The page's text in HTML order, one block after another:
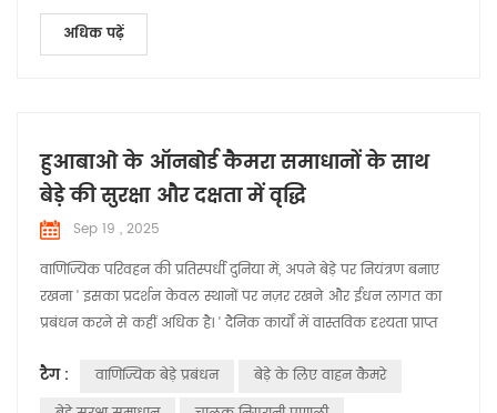
अधिक पढ़ें
हुआबाओ के ऑनबोर्ड कैमरा समाधानों के साथ
बेड़े की सुरक्षा और दक्षता में वृद्धि
Sep 19 , 2025
वाणिज्यिक परिवहन की प्रतिस्पर्धी दुनिया में, अपने बेड़े पर नियंत्रण बनाए
रखना ' इसका प्रदर्शन केवल स्थानों पर नज़र रखने और ईंधन लागत का
प्रबंधन करने से कहीं अधिक है। ' दैनिक कार्यों में वास्तविक दृश्यता प्राप्त
नज़रअंदाज़ नहीं कर सकते। यहीं पर हुआबाओ फ्लीट मैनेजमेंट आगे आता
है, और पेशकश करता है बुद्धिमान वाहन कैमरा सिस्टम वाणिज्यिक बेड़े ...
टैग : वाणिज्यिक बेड़े प्रबंधन
बेड़े के लिए वाहन कैमरे